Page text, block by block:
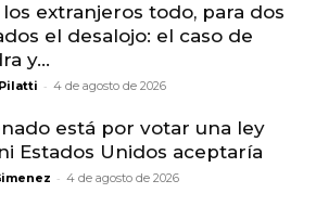
los extranjeros todo, para dos
el desalojo: el caso de
y...
- 4 de agosto de 2026
está por votar una ley
Estados Unidos aceptaría
- 4 de agosto de 2026